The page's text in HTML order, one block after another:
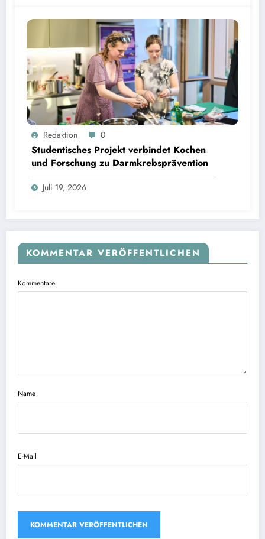
Studentisches Projekt verbindet Kochen und Forschung zu Darmkrebsprävention | Bild:
Fabian Vogl / TUM
Redaktion 0
Studentisches Projekt verbindet Kochen
und Forschung zu Darmkrebsprävention
Juli 19, 2026
KOMMENTAR VERÖFFENTLICHEN
Kommentare
Name
E-Mail